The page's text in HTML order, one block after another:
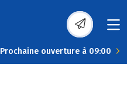
Prochaine ouverture à 09:00